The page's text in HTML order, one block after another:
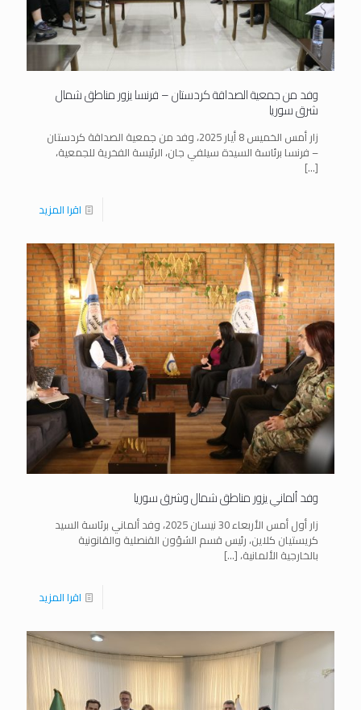
وفد من جمعية الصداقة كردستان – فرنسا يزور مناطق شمال
شرق سوريا
زار أمس الخميس 8 أيار 2025، وفد من جمعية الصداقة كردستان
– فرنسا برئاسة السيدة سيلفي جان، الرئيسة الفخرية للجمعية،
[…]
اقرا المزيد
وفد ألماني يزور مناطق شمال وشرق سوريا
زار أول أمس الأربعاء 30 نيسان 2025، وفد ألماني برئاسة السيد
كريستيان كلاين، رئيس قسم الشؤون القنصلية والقانونية
بالخارجية الألمانية،[…]
اقرا المزيد